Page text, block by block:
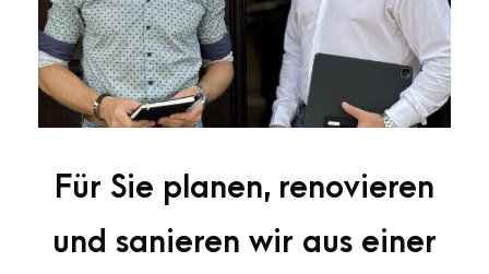
Für Sie planen, renovieren
und sanieren wir aus einer